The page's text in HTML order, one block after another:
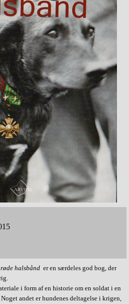
halsbånd er en særdeles god bog, der
i form af en historie om en soldat i en
andet er hundenes deltagelse i krigen,